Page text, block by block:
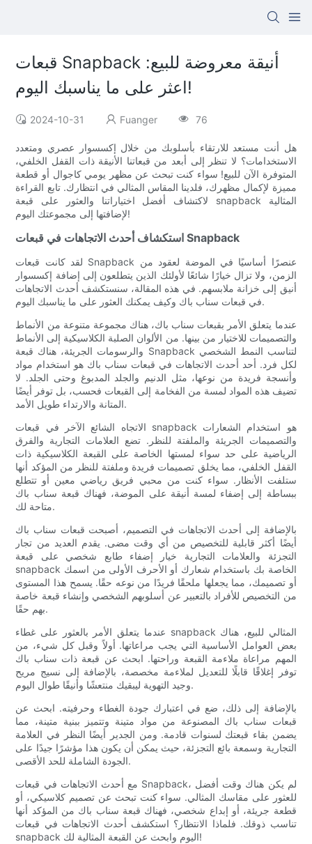
قبعات Snapback أنيقة معروضة للبيع:
اعثر على ما يناسبك اليوم!
2024-10-31 Fuanger 76
هل أنت مستعد للارتقاء بأسلوبك من خلال إكسسوار عصري ومتعدد
الاستخدامات؟ لا تنظر إلى أبعد من قبعاتنا الأنيقة ذات القفل الخلفي،
المتوفرة الآن للبيع! سواء كنت تبحث عن مظهر يومي كاجوال أو قطعة
مميزة لإكمال مظهرك، فلدينا المقاس المثالي في انتظارك. تابع القراءة
لاكتشاف أفضل اختياراتنا والعثور على قبعة snapback المثالية
لإضافتها إلى مجموعتك اليوم!
استكشاف أحدث الاتجاهات في قبعات Snapback
لقد كانت قبعات Snapback عنصرًا أساسيًا في الموضة لعقود من
الزمن، ولا تزال خيارًا شائعًا لأولئك الذين يتطلعون إلى إضافة إكسسوار
أنيق إلى خزانة ملابسهم. في هذه المقالة، سنستكشف أحدث الاتجاهات
في قبعات سناب باك وكيف يمكنك العثور على ما يناسبك اليوم.
عندما يتعلق الأمر بقبعات سناب باك، هناك مجموعة متنوعة من الأنماط
والتصميمات للاختيار من بينها. من الألوان الصلبة الكلاسيكية إلى الأنماط
والرسومات الجريئة، هناك قبعة Snapback لتناسب النمط الشخصي
لكل فرد. أحد أحدث الاتجاهات في قبعات سناب باك هو استخدام مواد
وأنسجة فريدة من نوعها، مثل الدنيم والجلد المدبوغ وحتى الجلد. لا
تضيف هذه المواد لمسة من الفخامة إلى القبعات فحسب، بل توفر أيضًا
المتانة والارتداء طويل الأمد.
الاتجاه الشائع الآخر في قبعات snapback هو استخدام الشعارات
والتصميمات الجريئة والملفتة للنظر. تضع العلامات التجارية والفرق
الرياضية على حد سواء لمستها الخاصة على القبعة الكلاسيكية ذات
القفل الخلفي، مما يخلق تصميمات فريدة وملفتة للنظر من المؤكد أنها
ستلفت الأنظار. سواء كنت من محبي فريق رياضي معين أو تتطلع
ببساطة إلى إضفاء لمسة أنيقة على الموضة، فهناك قبعة سناب باك
متاحة لك.
بالإضافة إلى أحدث الاتجاهات في التصميم، أصبحت قبعات سناب باك
أيضًا أكثر قابلية للتخصيص من أي وقت مضى. يقدم العديد من تجار
التجزئة والعلامات التجارية خيار إضفاء طابع شخصي على قبعة
snapback الخاصة بك باستخدام شعارك أو الأحرف الأولى من اسمك
أو تصميمك، مما يجعلها ملحقًا فريدًا من نوعه حقًا. يسمح هذا المستوى
من التخصيص للأفراد بالتعبير عن أسلوبهم الشخصي وإنشاء قبعة خاصة
بهم حقًا.
عندما يتعلق الأمر بالعثور على غطاء snapback المثالي للبيع، هناك
بعض العوامل الأساسية التي يجب مراعاتها. أولاً وقبل كل شيء، من
المهم مراعاة ملاءمة القبعة وراحتها. ابحث عن قبعة ذات سناب باك
توفر إغلاقًا قابلًا للتعديل لملاءمة مخصصة، بالإضافة إلى نسيج مريح
وجيد التهوية ليبقيك منتعشًا وأنيقًا طوال اليوم.
بالإضافة إلى ذلك، ضع في اعتبارك جودة الغطاء وحرفيته. ابحث عن
قبعات سناب باك المصنوعة من مواد متينة وتتميز ببنية متينة، مما
يضمن بقاء قبعتك لسنوات قادمة. ومن الجدير أيضًا النظر في العلامة
التجارية وسمعة بائع التجزئة، حيث يمكن أن يكون هذا مؤشرًا جيدًا على
الجودة الشاملة للحد الأقصى.
مع أحدث الاتجاهات في قبعات Snapback، لم يكن هناك وقت أفضل
للعثور على مقاسك المثالي. سواء كنت تبحث عن تصميم كلاسيكي، أو
قطعة جريئة، أو إبداع شخصي، فهناك قبعة سناب باك من المؤكد أنها
تناسب ذوقك. فلماذا الانتظار؟ استكشف أحدث الاتجاهات في قبعات
snapback اليوم وابحث عن القبعة المثالية لك!